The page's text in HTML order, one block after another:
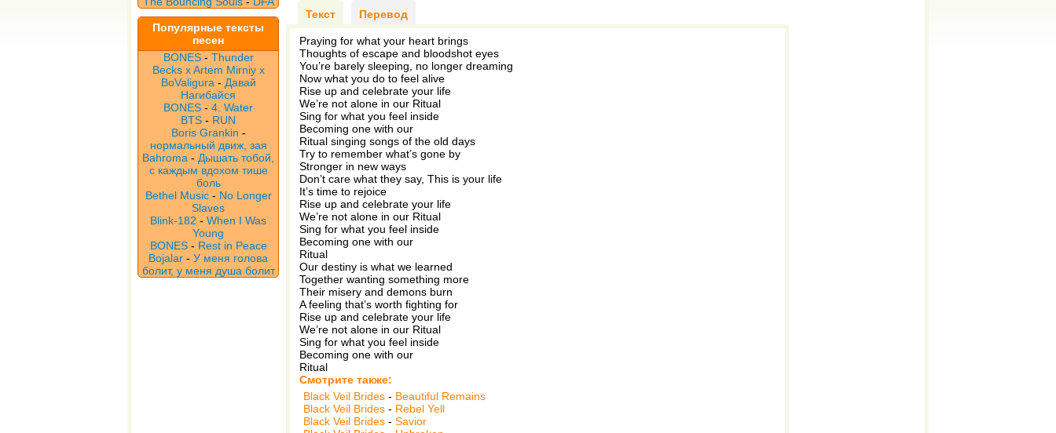
Популярные тексты
песен
BONES- Thunder
Becks x Artem Mirniy x
BoValigura - Давай
Нагибайся
BONES - 4. Water
BTS - RUN
Boris Grankin -
нормальный движ, зая
Bahroma - Дышать тобой,
с каждым вдохом тише
боль
Bethel Music- No Longer
Slaves
Blink-182 - When I Was
Young
BONES- Rest in Peace
Bojalar - У меня голова
болит, у меня душа болит
Текст Перевод
Praying for what your heart brings
Thoughts of escape and bloodshot eyes
You’re barely sleeping, no longer dreaming
Now what you do to feel alive
Rise up and celebrate your life
We’re not alone in our Ritual
Sing for what you feel inside
Becoming one with our
Ritual singing songs of the old days
Try to remember what’s gone by
Stronger in new ways
Don’t care what they say, This is your life
It’s time to rejoice
Rise up and celebrate your life
We’re not alone in our Ritual
Sing for what you feel inside
Becoming one with our
Ritual
Our destiny is what we learned
Together wanting something more
Their misery and demons burn
A feeling that’s worth fighting for
Rise up and celebrate your life
We’re not alone in our Ritual
Sing for what you feel inside
Becoming one with our
Ritual
Смотрите также:
Black Veil Brides - Beautiful Remains
Black Veil Brides - Rebel Yell
Black Veil Brides - Savior